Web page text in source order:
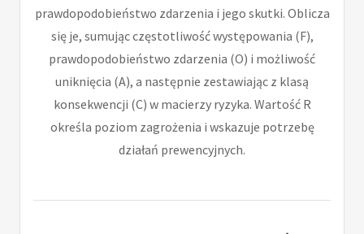
prawdopodobieństwo zdarzenia i jego skutki. Oblicza
się je, sumując częstotliwość występowania (F),
prawdopodobieństwo zdarzenia (O) i możliwość
uniknięcia (A), a następnie zestawiając z klasą
konsekwencji (C) w macierzy ryzyka. Wartość R
określa poziom zagrożenia i wskazuje potrzebę
działań prewencyjnych.